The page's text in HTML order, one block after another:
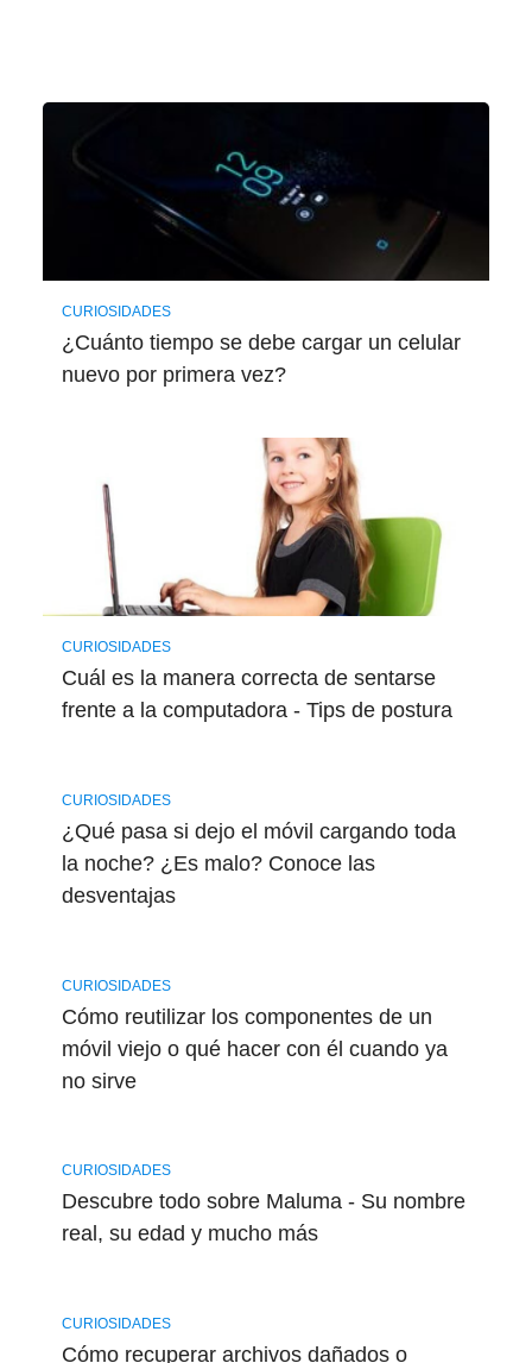
CURIOSIDADES
¿Cuánto tiempo se debe cargar un celular
nuevo por primera vez?
CURIOSIDADES
Cuál es la manera correcta de sentarse
frente a la computadora - Tips de postura
CURIOSIDADES
¿Qué pasa si dejo el móvil cargando toda
la noche? ¿Es malo? Conoce las
desventajas
CURIOSIDADES
Cómo reutilizar los componentes de un
móvil viejo o qué hacer con él cuando ya
no sirve
CURIOSIDADES
Descubre todo sobre Maluma - Su nombre
real, su edad y mucho más
CURIOSIDADES
Cómo recuperar archivos dañados o